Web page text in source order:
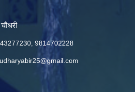
9814702228